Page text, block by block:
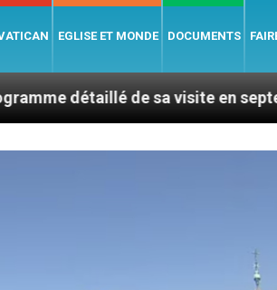
EGLISE ET MONDE DOCUMENTS
sa visite en septembre – 7